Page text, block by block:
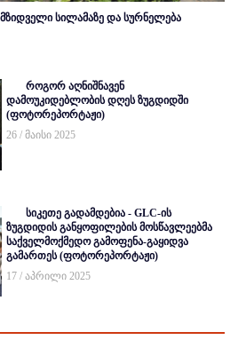
სილამაზე და სურნელება
როგორ აღნიშნავენ
დამოუკიდებლობის დღეს ზუგდიდში
(ფოტორეპორტაჟი)
26 / მაისი 2025
სიკეთე გადამდებია - GLC-ის
ზუგდიდის განყოფილების მოსწავლეებმა
საქველმოქმედო გამოფენა-გაყიდვა
გამართეს (ფოტორეპორტაჟი)
17 / აპრილი 2025